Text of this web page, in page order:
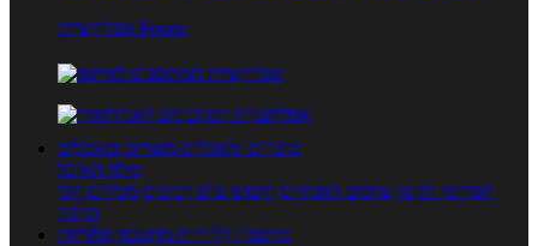
אפליקציית Foods
מוצרים ומאכלים מוצרים ומאכלים
מילון האוכל
תפריטי תזונה ערכים תזונתיים חיפוש ע"פ רכיבים מכילים הכי
הרבה
מחשבון קלוריות מחשבון קלוריות